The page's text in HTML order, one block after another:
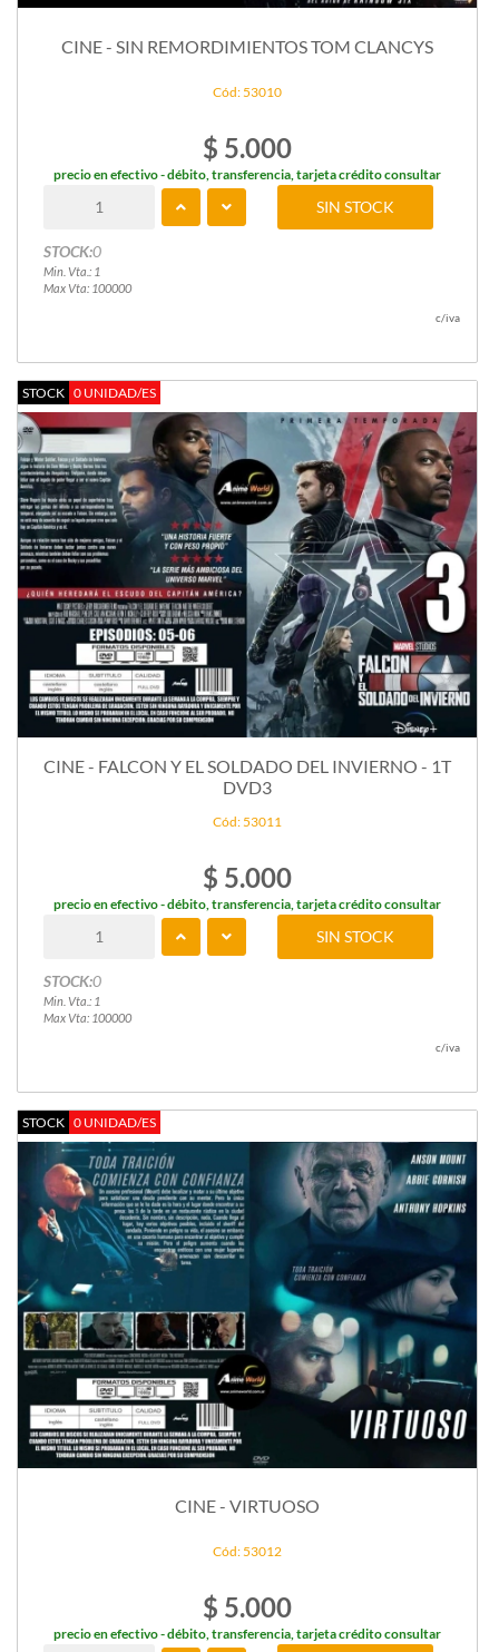
CINE - SIN REMORDIMIENTOS TOM CLANCYS
Cód: 53010
$ 5.000
precio en efectivo - débito, transferencia, tarjeta crédito consultar
STOCK:0
Min. Vta.: 1
Max Vta: 100000
SIN STOCK
c/iva
STOCK 0 UNIDAD/ES
CINE - FALCON Y EL SOLDADO DEL INVIERNO - 1T
DVD3
Cód: 53011
$ 5.000
precio en efectivo - débito, transferencia, tarjeta crédito consultar
STOCK:0
Min. Vta.: 1
Max Vta: 100000
SIN STOCK
c/iva
STOCK 0 UNIDAD/ES
CINE - VIRTUOSO
Cód: 53012
$ 5.000
precio en efectivo - débito, transferencia, tarjeta crédito consultar